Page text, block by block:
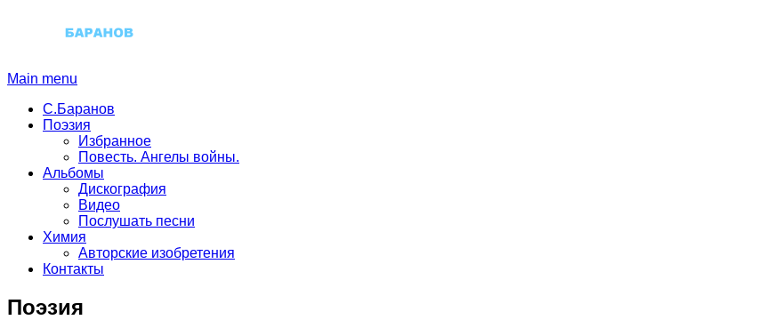
Main menu
С.Баранов
Поэзия
Избранное
Повесть. Ангелы войны.
Альбомы
Дискография
Видео
Послушать песни
Химия
Авторские изобретения
Контакты
Поэзия